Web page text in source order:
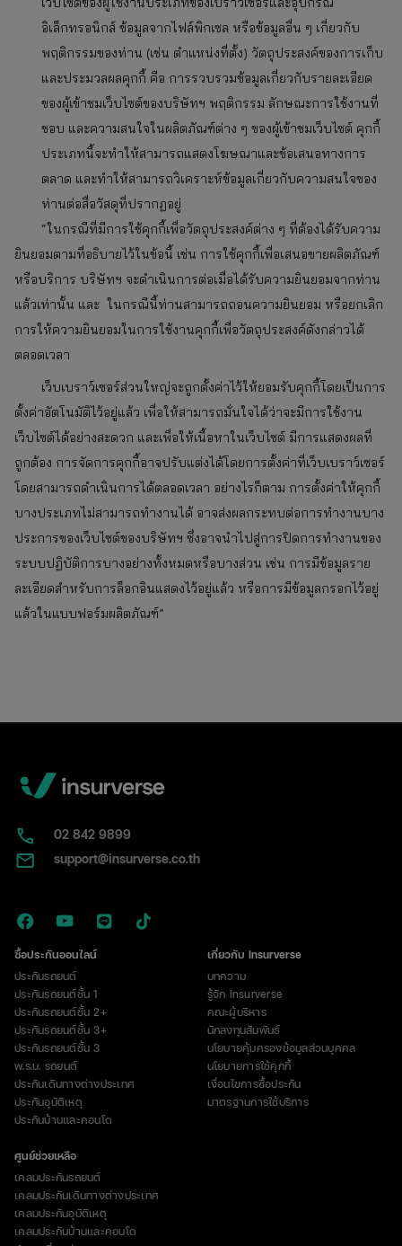
อิเล็กทรอนิกส์ ข้อมูลจากไฟล์พิกเซล หรือข้อมูลอื่น ๆ เกี่ยวกับ
พฤติกรรมของท่าน (เช่น ตำแหน่งที่ตั้ง) วัตถุประสงค์ของการเก็บ
และประมวลผลคุกกี้ คือ การรวบรวมข้อมูลเกี่ยวกับรายละเอียด
ของผู้เข้าชมเว็บไซต์ของบริษัทฯ พฤติกรรม ลักษณะการใช้งานที่
ชอบ และความสนใจในผลิตภัณฑ์ต่าง ๆ ของผู้เข้าชมเว็บไซต์ คุกกี้
ประเภทนี้จะทำให้สามารถแสดงโฆษณาและข้อเสนอทางการ
ตลาด และทำให้สามารถวิเคราะห์ข้อมูลเกี่ยวกับความสนใจของ
ท่านต่อสื่อวัสดุที่ปรากฏอยู่
“ในกรณีที่มีการใช้คุกกี้เพื่อวัตถุประสงค์ต่าง ๆ ที่ต้องได้รับความ
ยินยอมตามที่อธิบายไว้ในข้อนี้ เช่น การใช้คุกกี้เพื่อเสนอขายผลิตภัณฑ์
หรือบริการ บริษัทฯ จะดำเนินการต่อเมื่อได้รับความยินยอมจากท่าน
แล้วเท่านั้น และ ในกรณีนี้ท่านสามารถถอนความยินยอม หรือยกเลิก
การให้ความยินยอมในการใช้งานคุกกี้เพื่อวัตถุประสงค์ดังกล่าวได้
ตลอดเวลา
เว็บเบราว์เซอร์ส่วนใหญ่จะถูกตั้งค่าไว้ให้ยอมรับคุกกี้โดยเป็นการ
ตั้งค่าอัตโนมัติไว้อยู่แล้ว เพื่อให้สามารถมั่นใจได้ว่าจะมีการใช้งาน
เว็บไซต์ได้อย่างสะดวก และเพื่อให้เนื้อหาในเว็บไซต์ มีการแสดงผลที่
ถูกต้อง การจัดการคุกกี้อาจปรับแต่งได้โดยการตั้งค่าที่เว็บเบราว์เซอร์
โดยสามารถดำเนินการได้ตลอดเวลา อย่างไรก็ตาม การตั้งค่าให้คุกกี้
บางประเภทไม่สามารถทำงานได้ อาจส่งผลกระทบต่อการทำงานบาง
ประการของเว็บไซต์ของบริษัทฯ ซึ่งอาจนำไปสู่การปิดการทำงานของ
ระบบปฏิบัติการบางอย่างทั้งหมดหรือบางส่วน เช่น การมีข้อมูลราย
ละเอียดสำหรับการล็อกอินแสดงไว้อยู่แล้ว หรือการมีข้อมูลกรอกไว้อยู่
แล้วในแบบฟอร์มผลิตภัณฑ์”
02​ 842 9899
support@insurverse.co.th
ซื้อประกันออนไลน์
ประกันรถยนต์
ประกันรถยนต์ชั้น 1
ประกันรถยนต์ชั้น 2+
ประกันรถยนต์ชั้น 3+
ประกันรถยนต์ชั้น 3
พ.ร.บ. รถยนต์
ประกันเดินทางต่างประเทศ
ประกันอุบัติเหตุ
ประกันบ้านและคอนโด
เกี่ยวกับ Insurverse
บทความ
รู้จัก Insurverse
คณะผู้บริหาร
นักลงทุนสัมพันธ์
นโยบายคุ้มครองข้อมูลส่วนบุคคล
นโยบายการใช้คุกกี้
เงื่อนไขการซื้อประกัน
มาตรฐานการใช้บริการ
ศูนย์ช่วยเหลือ
เคลมประกันรถยนต์
เคลมประกันเดินทางต่างประเทศ
เคลมประกันอุบัติเหตุ
เคลมประกันบ้านและคอนโด